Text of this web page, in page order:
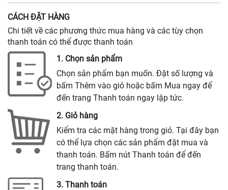
CÁCH ĐẶT HÀNG
Chi tiết về các phương thức mua hàng và các tùy chọn
thanh toán có thể được thanh toán
1. Chọn sản phẩm
Chọn sản phẩm bạn muốn. Đặt số lượng và
bấm Thêm vào giỏ hoặc bấm Mua ngay để
đến trang Thanh toán ngay lập tức.
2. Giỏ hàng
Kiểm tra các mặt hàng trong giỏ. Tại đây bạn
có thể lựa chọn các sản phẩm đặt mua và
thanh toán. Bấm nút Thanh toán để đến
trang thanh toán.
3. Thanh toán